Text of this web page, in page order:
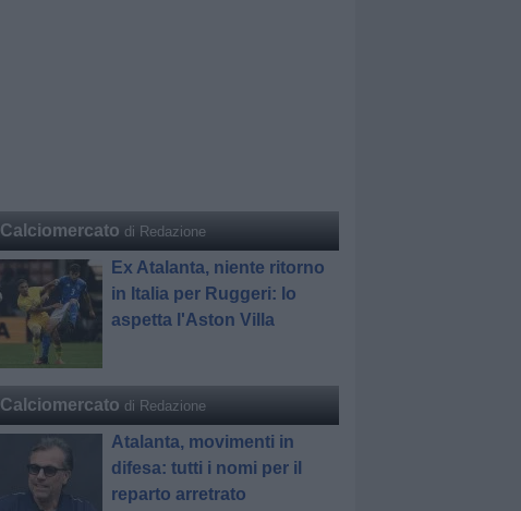
Calciomercato di Redazione
Ex Atalanta, niente ritorno
in Italia per Ruggeri: lo
aspetta l'Aston Villa
Calciomercato di Redazione
Atalanta, movimenti in
difesa: tutti i nomi per il
reparto arretrato